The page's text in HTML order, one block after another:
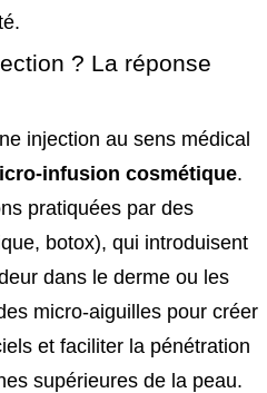
? La réponse
injection au sens médical
infusion cosmétique.
pratiquées par des
botox), qui introduisent
dans le derme ou les
micro-aiguilles pour créer
et faciliter la pénétration
supérieures de la peau.